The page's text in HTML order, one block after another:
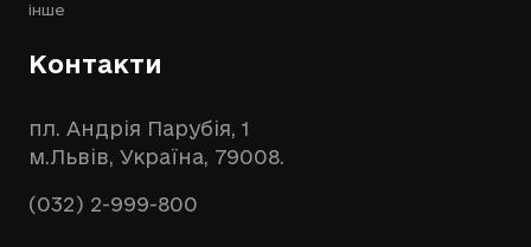
інше
Контакти
пл. Андрія Парубія, 1
м.Львів, Україна, 79008.
(032) 2-999-800